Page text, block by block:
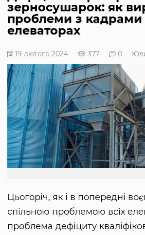
зерносушарок: як
проблеми з кадрами
елеваторах
19 лютого 2024 377 0
Цьогоріч, як і в попередні
спільною проблемою всіх
проблема дефіциту